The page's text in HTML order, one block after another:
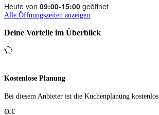
Heute von 09:00‑15:00 geöffnet
Alle Öffnungszeiten anzeigen
Deine Vorteile im Überblick
Kostenlose Planung
Bei diesem Anbieter ist die Küchen­planung kostenlos.
€€€